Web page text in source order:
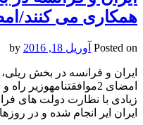
همكاری می كنند/امضای
Posted on آوریل 18, 2016
ایران و فرانسه در بخش
امضای
زیادی با نظارت دولت های
ایران ایر انجام شده و در